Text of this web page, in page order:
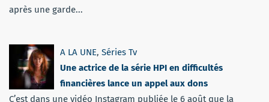
après une garde...
A LA UNE, Séries Tv
Une actrice de la série HPI en difficultés
financières lance un appel aux dons
C’est dans une vidéo Instagram publiée le 6 août que la